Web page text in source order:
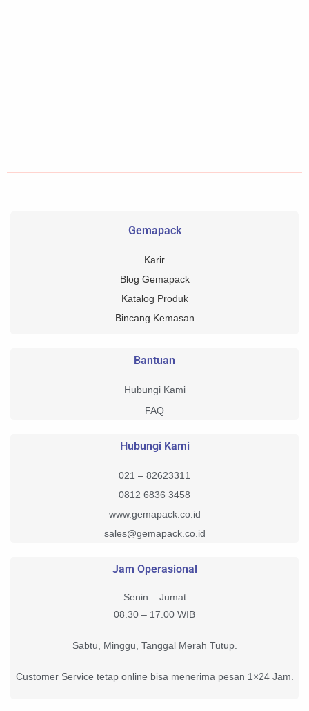
Gemapack
Karir
Blog Gemapack
Katalog Produk
Bincang Kemasan
Bantuan
Hubungi Kami
FAQ
Hubungi Kami
021 – 82623311
0812 6836 3458
www.gemapack.co.id
sales@gemapack.co.id
Jam Operasional
Senin – Jumat
08.30 – 17.00 WIB
Sabtu, Minggu, Tanggal Merah Tutup.
Customer Service tetap online bisa menerima pesan 1×24 Jam.